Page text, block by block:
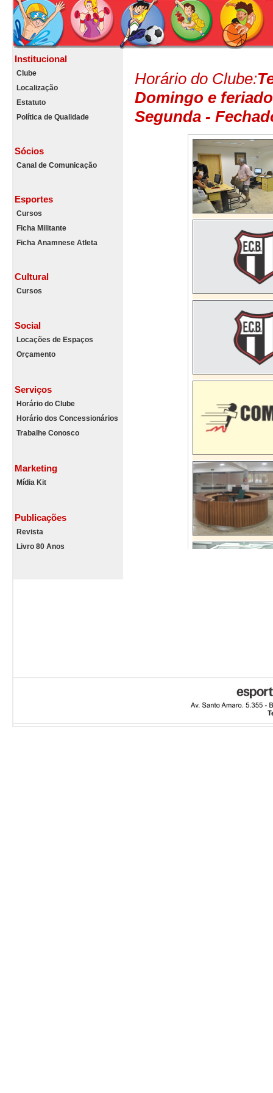
Institucional
Clube
Localização
Estatuto
Política de Qualidade
Sócios
Canal de Comunicação
Esportes
Cursos
Ficha Militante
Ficha Anamnese Atleta
Cultural
Cursos
Social
Locações de Espaços
Orçamento
Serviços
Horário do Clube
Horário dos Concessionários
Trabalhe Conosco
Marketing
Mídia Kit
Publicações
Revista
Livro 80 Anos
Horário do Clube:
Domingo e
Segunda -